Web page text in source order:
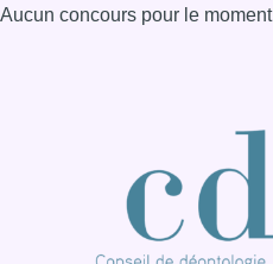
Aucun concours pour le moment